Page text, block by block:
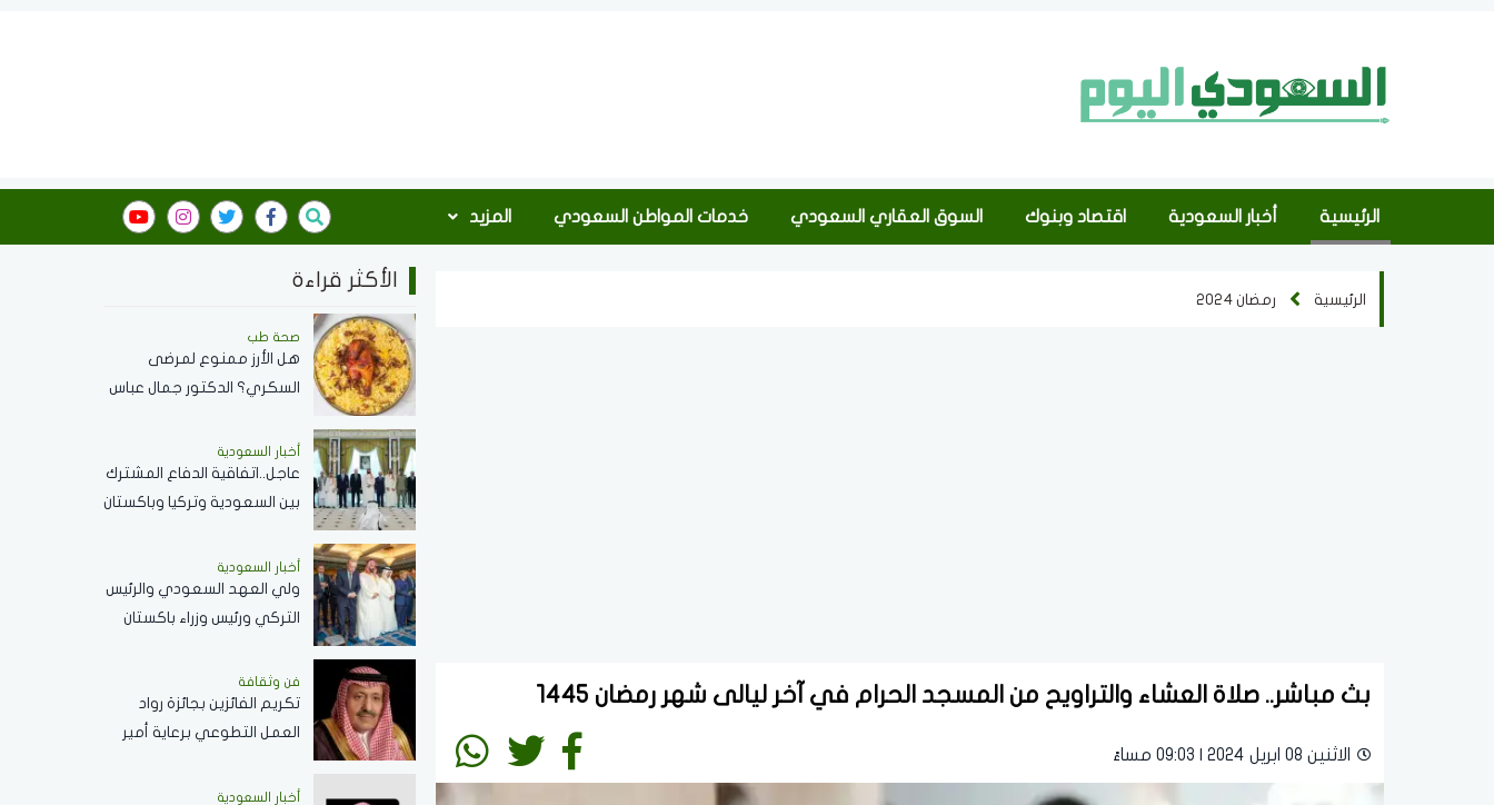
الرئيسية أخبار السعودية اقتصاد وبنوك السوق العقاري السعودي خدمات المواطن السعودي المزيد
الرئيسية رمضان 2024
بث مباشر.. صلاة العشاء والتراويح من المسجد الحرام في آخر ليالى شهر رمضان 1445
الاثنين 08 ابريل 2024 | 09:03 مساءً
الأكثر قراءة
صحة طب
هل الأرز ممنوع لمرضى
السكري؟ الدكتور جمال عباس
يجيب
أخبار السعودية
عاجل..اتفاقية الدفاع المشترك
بين السعودية وتركيا وباكستان
الاستقرار بالمنطقة
أخبار السعودية
ولي العهد السعودي والرئيس
التركي ورئيس وزراء باكستان
الحرام .. صور
فن وثقافة
تكريم الفائزين بجائزة رواد
العمل التطوعي برعاية أمير
أخبار السعودية